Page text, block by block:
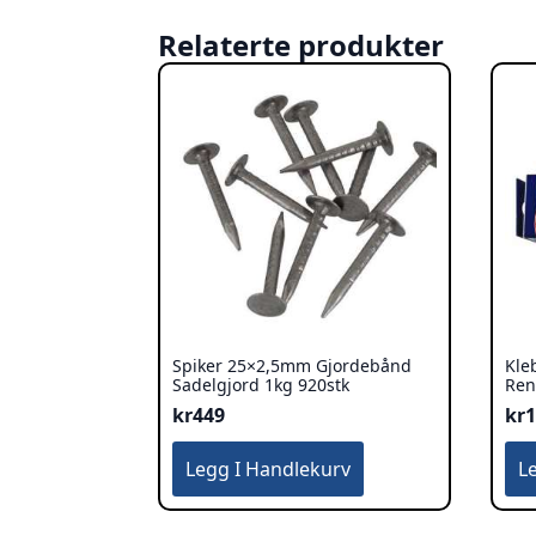
Relaterte produkter
Spiker 25×2,5mm Gjordebånd
Sadelgjord 1kg 920stk
kr449
Legg I Handlekurv
kr